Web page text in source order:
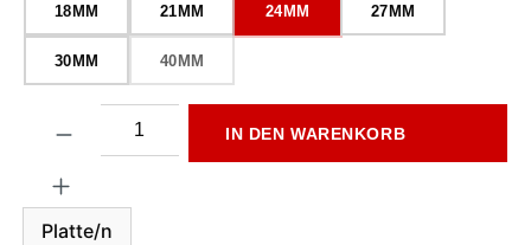
18MM 21MM 24MM 27MM
30MM 40MM(DIESE OPTION IST ZURZEIT NICHT VERFÜGBAR.)
Platte/n
IN DEN WARENKORB